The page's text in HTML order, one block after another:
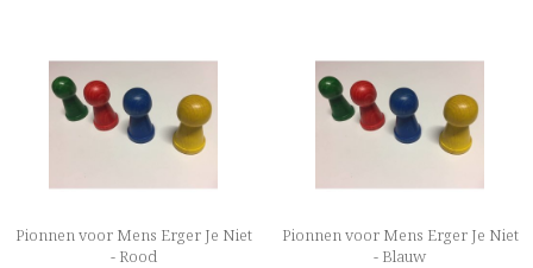
Pionnen voor Mens Erger Je Niet
- Rood
Pionnen voor Mens Erger Je Niet
- Blauw